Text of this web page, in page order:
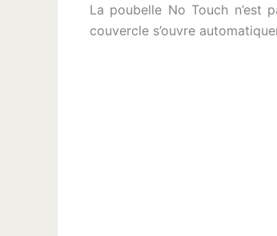
La poubelle No Touch n’est
couvercle s’ouvre